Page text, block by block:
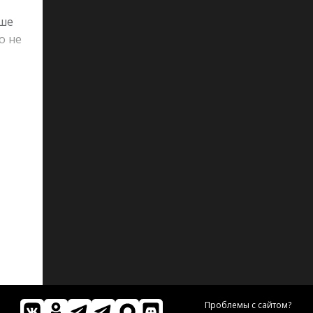
не
Проблемы с сайтом?